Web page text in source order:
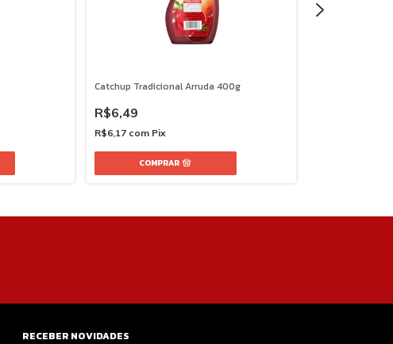
Catchup Tradicional Arruda 400g
R$6,49
R$6,17 com Pix
RECEBER NOVIDADES